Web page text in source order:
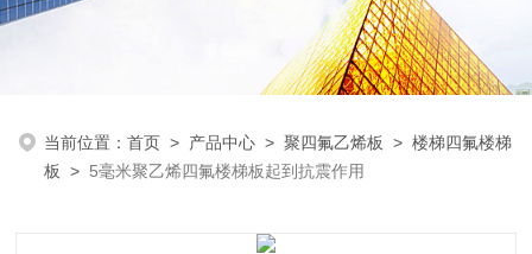
当前位置：首页 > 产品中心 >聚四氟乙烯板 >楼梯四氟楼梯
板
> 5毫米聚乙烯四氟楼梯板起到抗震作用